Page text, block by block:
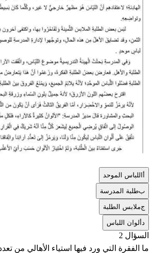
اللباس الموحد
بطلبة المدرسة
جملابس الطلبة
ألوان اللباس
السؤال 2
ما الفقرة التي ورد فيها استياء الأهالي من